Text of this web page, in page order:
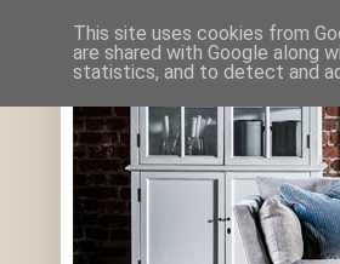
This site uses cookies from
are shared with Google along
statistics, and to detect and